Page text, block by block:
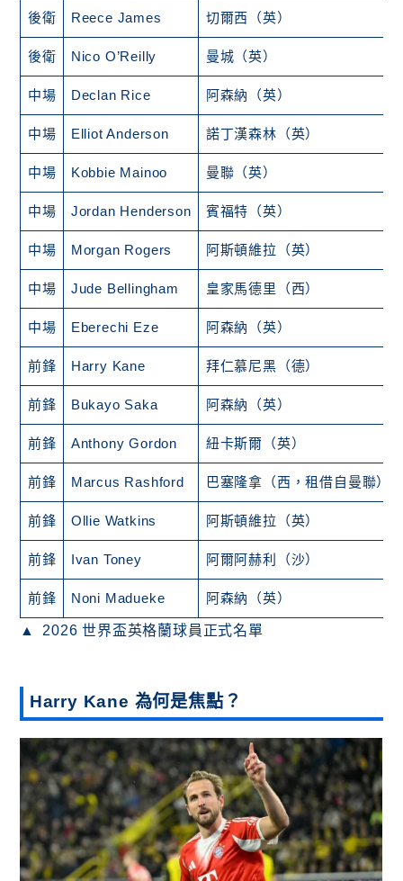
後衛 Reece James 切爾西（英）
後衛 Nico O’Reilly 曼城（英）
中場 Declan Rice 阿森納（英）
中場 Elliot Anderson 諾丁漢森林（英）
中場 Kobbie Mainoo 曼聯（英）
中場 Jordan Henderson 賓福特（英）
中場 Morgan Rogers 阿斯頓維拉（英）
中場 Jude Bellingham 皇家馬德里（西）
中場 Eberechi Eze 阿森納（英）
前鋒 Harry Kane 拜仁慕尼黑（德）
前鋒 Bukayo Saka 阿森納（英）
前鋒 Anthony Gordon 紐卡斯爾（英）
前鋒 Marcus Rashford 巴塞隆拿（西，租借自曼聯）
前鋒 Ollie Watkins 阿斯頓維拉（英）
前鋒 Ivan Toney 阿爾阿赫利（沙）
前鋒 Noni Madueke 阿森納（英）
2026 世界盃英格蘭球員正式名單
Harry Kane 為何是焦點？